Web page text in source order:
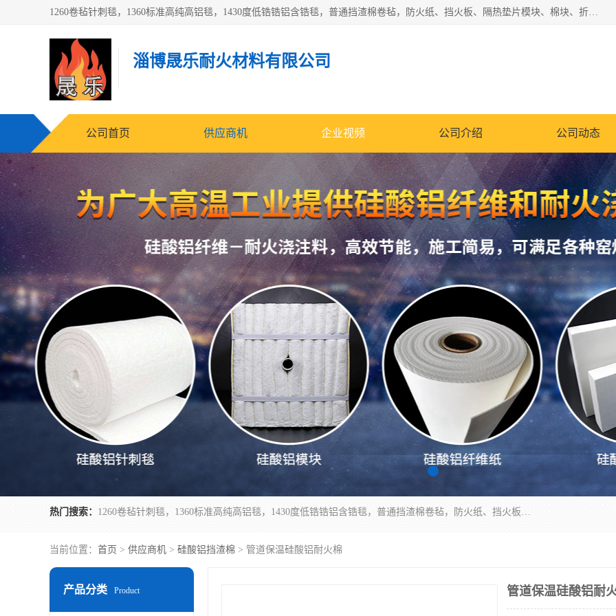
1260卷毡针刺毯，1360标准高纯高铝毯，1430度低锆锆铝含锆毯，普通挡渣棉卷毡，防火纸、挡火板、隔热垫片模块、棉块、折叠块、散棉高温固化剂价格规格密度多少钱图片视频立方平米参数指标
淄博晟乐耐火材料有限公司
公司首页 供应商机 企业视频 公司介绍 公司动态
热门搜索： 1260卷毡针刺毯，1360标准高纯高铝毯，1430度低锆锆铝含锆毯，普通挡渣棉卷毡，防火纸、挡火板、隔热垫片模块、棉块、折叠块、散棉高温固化剂价格规格密度多少钱图片视频立方平米参数指标
当前位置： 首页 > 供应商机 > 硅酸铝挡渣棉 > 管道保温硅酸铝耐火棉
产品分类 Product 管道保温硅酸铝耐